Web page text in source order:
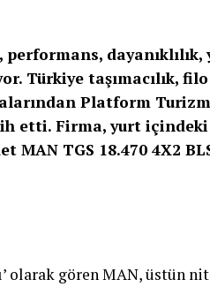
dayanıklılık,
Türkiye taşımacılık,
Platform Turizm
etti. Firma, yurt
TGS 18.470 4X2
olarak gören MAN, üstün